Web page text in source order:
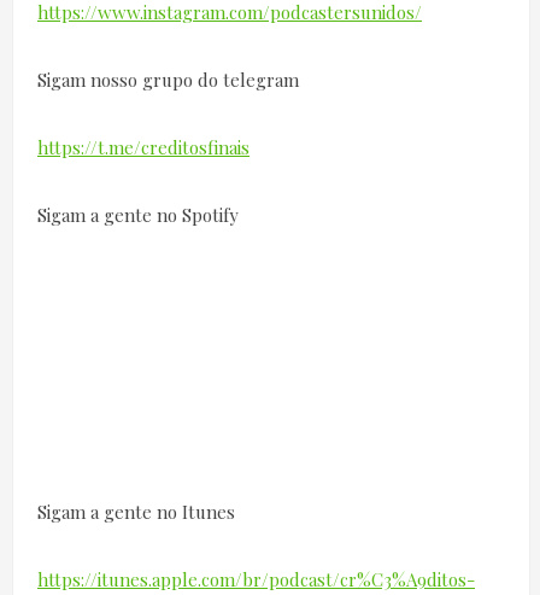
https://www.instagram.com/podcastersunidos/
Sigam nosso grupo do telegram
https://t.me/creditosfinais
Sigam a gente no Spotify
Sigam a gente no Itunes
https://itunes.apple.com/br/podcast/cr%C3%A9ditos-